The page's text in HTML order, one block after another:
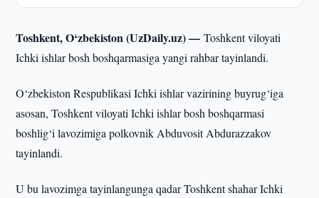
Toshkent, O‘zbekiston (UzDaily.uz) —Toshkent viloyati
Ichki ishlar bosh boshqarmasiga yangi rahbar tayinlandi.
O‘zbekiston Respublikasi Ichki ishlar vazirining buyrug‘iga
asosan, Toshkent viloyati Ichki ishlar bosh boshqarmasi
boshlig‘i lavozimiga polkovnik Abduvosit Abdurazzakov
tayinlandi.
U bu lavozimga tayinlangunga qadar Toshkent shahar Ichki